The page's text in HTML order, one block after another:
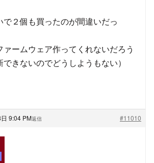
で２個も買ったのが間違いだっ
ームウェア作ってくれないだろう
きないのでどうしようもない）
9:04 PM #11010
返信